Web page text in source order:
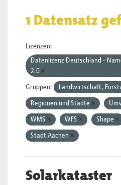
1 Datensatz
Lizenzen:
Datenlizenz Deutschland -
2.0
Gruppen: Landwirtschaft,
Regionen und Städte
WMS WFS Shape
Stadt Aachen
Solarkataster